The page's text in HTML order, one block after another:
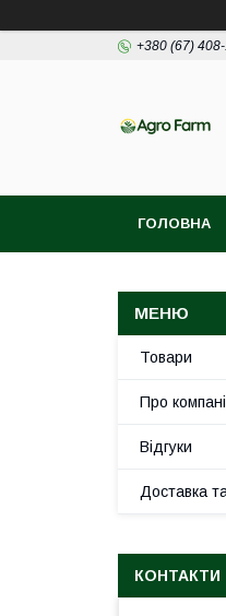
+380 (67)
ГОЛОВНА
Товари
Про
Відгуки
Доставка
КОНТАКТИ